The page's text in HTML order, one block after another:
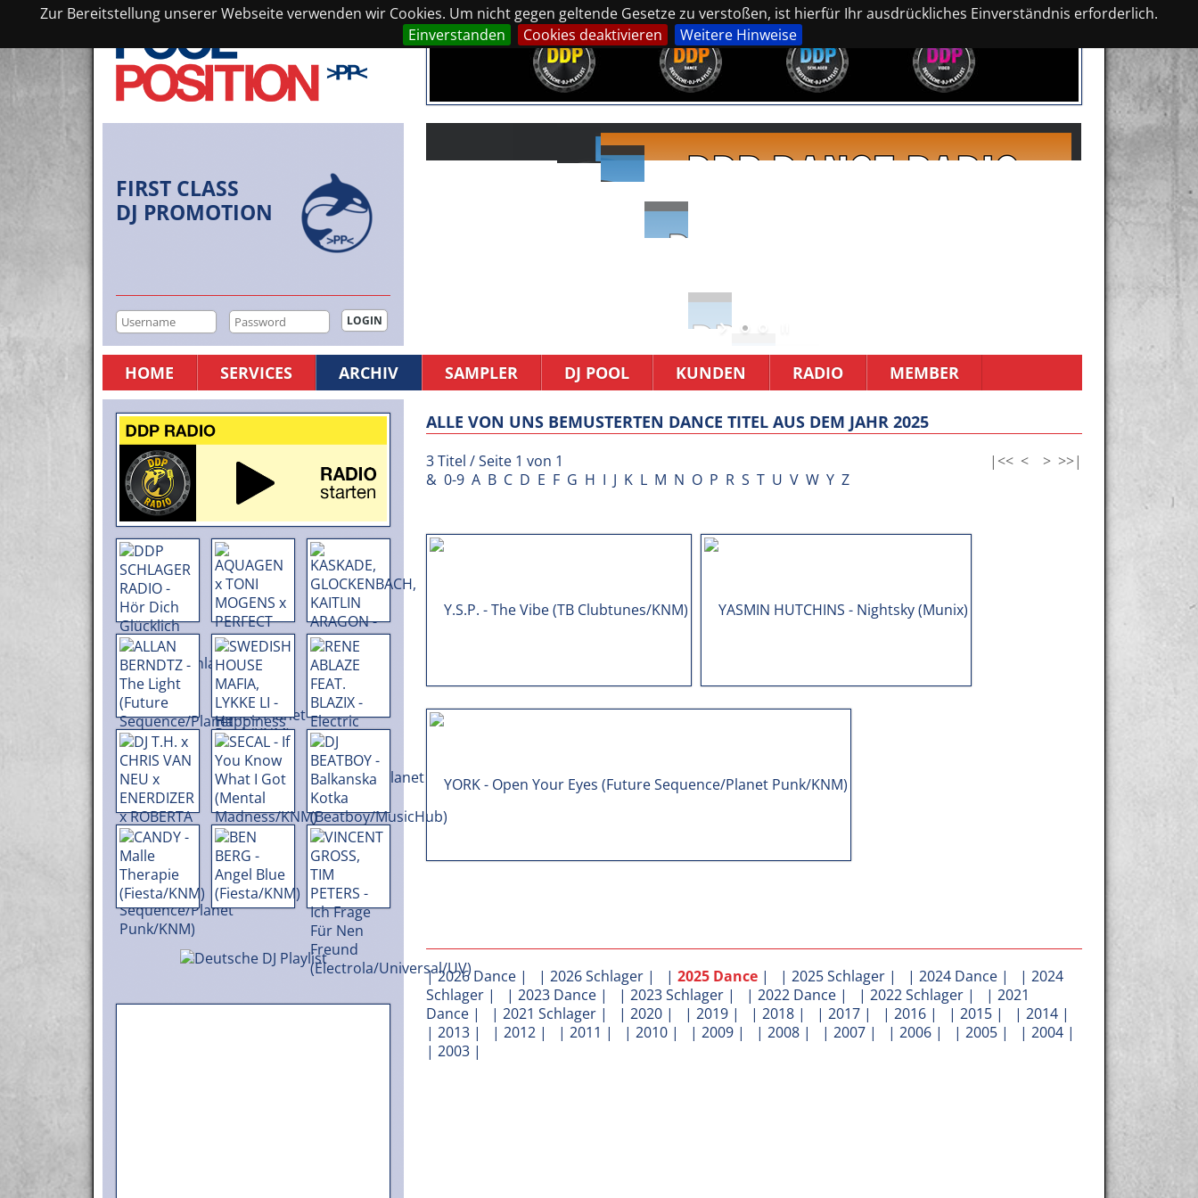
Zur Bereitstellung unserer Webseite verwenden wir Cookies. Um nicht gegen geltende Gesetze zu verstoßen, ist hierfür Ihr ausdrückliches Einverständnis erforderlich.
Einverstanden
Cookies deaktivieren Weitere Hinweise
FIRST CLASS
DJ PROMOTION
HOME SERVICES ARCHIV SAMPLER DJ POOL KUNDEN RADIO MEMBER
ALLE VON UNS BEMUSTERTEN DANCE TITEL AUS DEM JAHR 2025
3 Titel / Seite 1 von 1 |<< < > >>|
& 0-9 A B C D E F G H I J K L M N O P R S T U V W Y Z
|2026 Dance | | 2026 Schlager | | 2025 Dance | | 2025 Schlager | | 2024 Dance | | 2024
Schlager | | 2023 Dance | | 2023 Schlager | | 2022 Dance | | 2022 Schlager | | 2021
Dance | | 2021 Schlager | | 2020 | | 2019 | | 2018 | | 2017 | | 2016 | | 2015 | | 2014 |
| 2013 | | 2012 | | 2011 | | 2010 | | 2009 | | 2008 | | 2007 | | 2006 | | 2005 | | 2004 |
| 2003 |